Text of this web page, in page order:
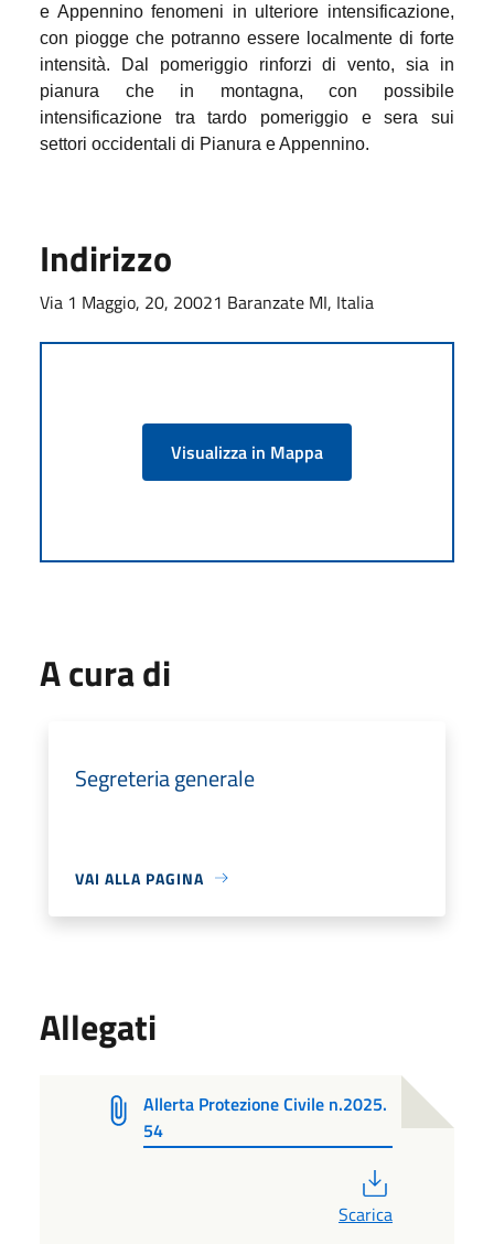
e Appennino fenomeni in ulteriore intensificazione,
con piogge che potranno essere localmente di forte
intensità. Dal pomeriggio rinforzi di vento, sia in
pianura che in montagna, con possibile
intensificazione tra tardo pomeriggio e sera sui
settori occidentali di Pianura e Appennino.
Indirizzo
Via 1 Maggio, 20, 20021 Baranzate MI, Italia
Visualizza in Mappa
A cura di
Segreteria generale
VAI ALLA PAGINA
Allegati
Allerta Protezione Civile n.2025.
54
Scarica